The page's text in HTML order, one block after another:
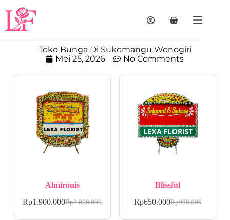
Toko Bunga Di Sukomangu Wonogiri
Mei 25, 2026
No Comments
Almironis
Rp2.000.000
Rp1.900.000
Blissful
Rp900.000
Rp650.000